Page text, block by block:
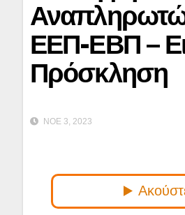
ΕΕΠ-ΕΒΠ –
Πρόσκληση
ΝΟΈ 3, 2023